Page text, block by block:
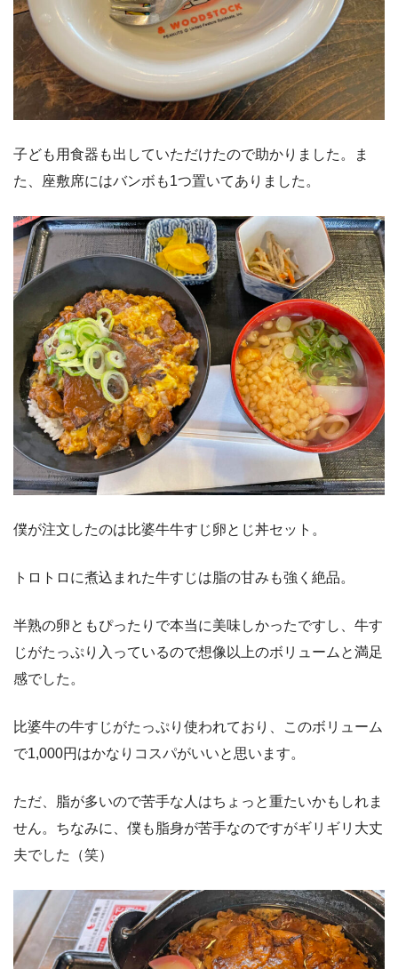
子ども用食器も出していただけたので助かりました。ま
た、座敷席にはバンボも1つ置いてありました。
僕が注文したのは比婆牛牛すじ卵とじ丼セット。
トロトロに煮込まれた牛すじは脂の甘みも強く絶品。
半熟の卵ともぴったりで本当に美味しかったですし、牛す
じがたっぷり入っているので想像以上のボリュームと満足
感でした。
比婆牛の牛すじがたっぷり使われており、このボリューム
で1,000円はかなりコスパがいいと思います。
ただ、脂が多いので苦手な人はちょっと重たいかもしれま
せん。ちなみに、僕も脂身が苦手なのですがギリギリ大丈
夫でした（笑）